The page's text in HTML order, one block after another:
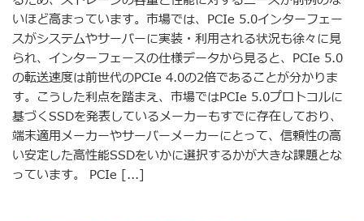
いほど高まっています。市場では、PCIe 5.0インターフェー
スがシステムやサーバーに実装・利用される状況も徐々に見
られ、インターフェースの仕様データから見ると、PCIe 5.0
の転送速度は前世代のPCIe 4.0の2倍であることが分かりま
す。こうした利点を踏まえ、市場ではPCIe 5.0プロトコルに
基づくSSDを発表しているメーカーもすでに存在しており、
端末適用メーカーやサーバーメーカーにとって、信頼性の高
い安定した高性能SSDをいかに選択するかが大きな課題とな
っています。 PCIe [...]